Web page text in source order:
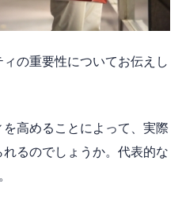
の重要性についてお伝えし
高めることによって、実際
るのでしょうか。代表的な